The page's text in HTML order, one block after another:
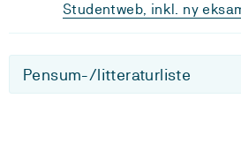
Studentweb, inkl. ny
Pensum-/litteraturliste